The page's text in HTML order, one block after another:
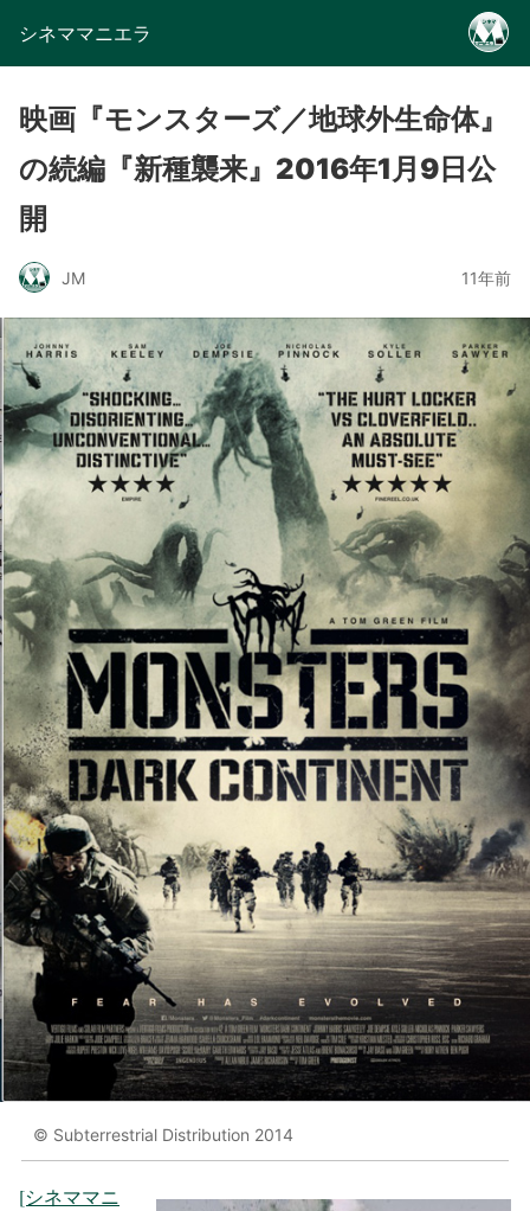
シネママニエラ
映画『モンスターズ／地球外生命体』
の続編『新種襲来』2016年1月9日公
開
JM 11年前
© Subterrestrial Distribution 2014
[シネママニ